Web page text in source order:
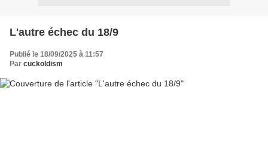
L'autre échec du 18/9
Publié le 18/09/2025 à 11:57
Par cuckoldism